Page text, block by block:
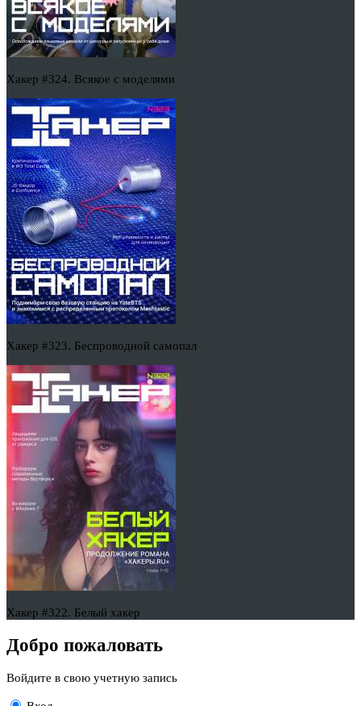
Хакер #324. Всякое с моделями
Хакер #323. Беспроводной самопал
Хакер #322. Белый хакер
Добро пожаловать
Войдите в свою учетную запись